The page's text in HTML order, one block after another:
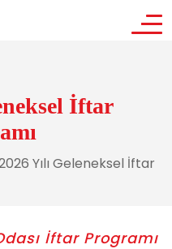
İftar
Yılı Geleneksel İftar
İftar Programı